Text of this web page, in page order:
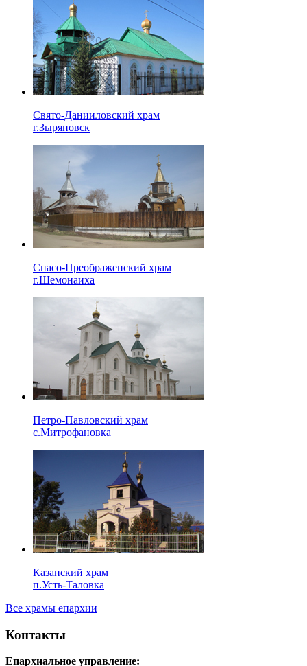
Свято-Данииловский храм
г.Зыряновск
Спасо-Преображенский храм
г.Шемонаиха
Петро-Павловский храм
с.Митрофановка
Казанский храм
п.Усть-Таловка
Все храмы епархии
Контакты
Епархиальное управление: